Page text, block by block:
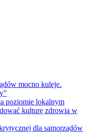
mocno kuleje.
poziomie lokalnym
kulturę zdrowia w
dla samorządów